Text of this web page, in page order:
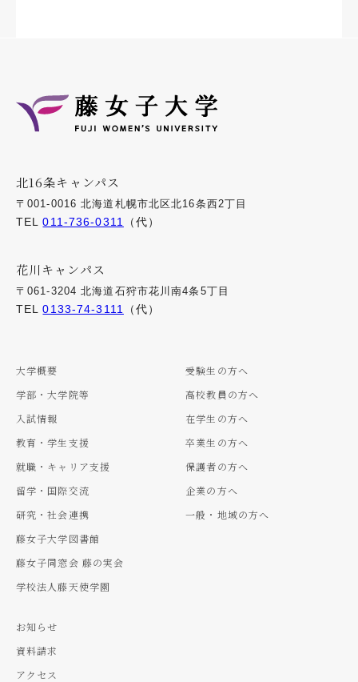
北16条キャンパス
〒001-0016 北海道札幌市北区北16条西2丁目
TEL011-736-0311 （代）
花川キャンパス
〒061-3204 北海道石狩市花川南4条5丁目
TEL0133-74-3111 （代）
大学概要
学部・大学院等
入試情報
教育・学生支援
就職・キャリア支援
留学・国際交流
研究・社会連携
藤女子大学図書館
藤女子同窓会 藤の実会
学校法人藤天使学園
受験生の方へ
高校教員の方へ
在学生の方へ
卒業生の方へ
保護者の方へ
企業の方へ
一般・地域の方へ
お知らせ
資料請求
アクセス